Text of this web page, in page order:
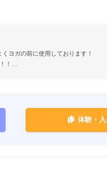
ヨガの前に使用しております！
！！…
体験・